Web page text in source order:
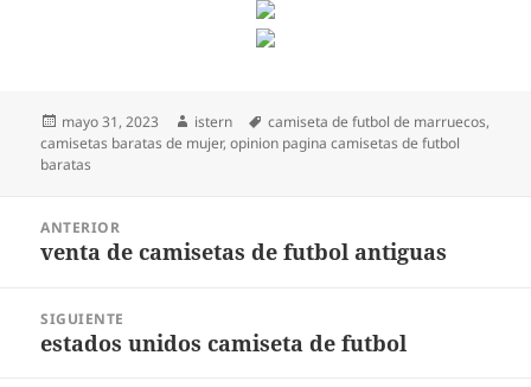
Publicado
el
mayo 31, 2023 Autor
istern Etiquetas
camiseta de futbol de marruecos,
camisetas baratas de mujer,opinion pagina camisetas de futbol
baratas
entradas
ANTERIOR
Entrada
venta de camisetas de futbol antiguas
SIGUIENTE
Entrada
estados unidos camiseta de futbol